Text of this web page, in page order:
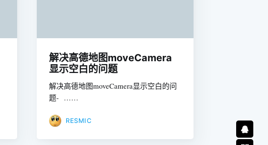
解决高德地图moveCamera
显示空白的问题
解决高德地图moveCamera显示空白的问
题- ……
RESMIC